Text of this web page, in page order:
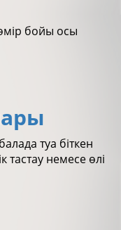
бойы осы
туа біткен
тастау немесе өлі